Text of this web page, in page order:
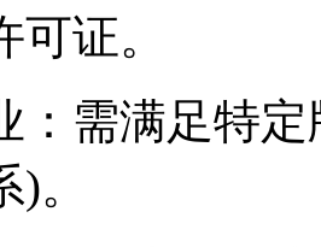
证。
需满足特定
。